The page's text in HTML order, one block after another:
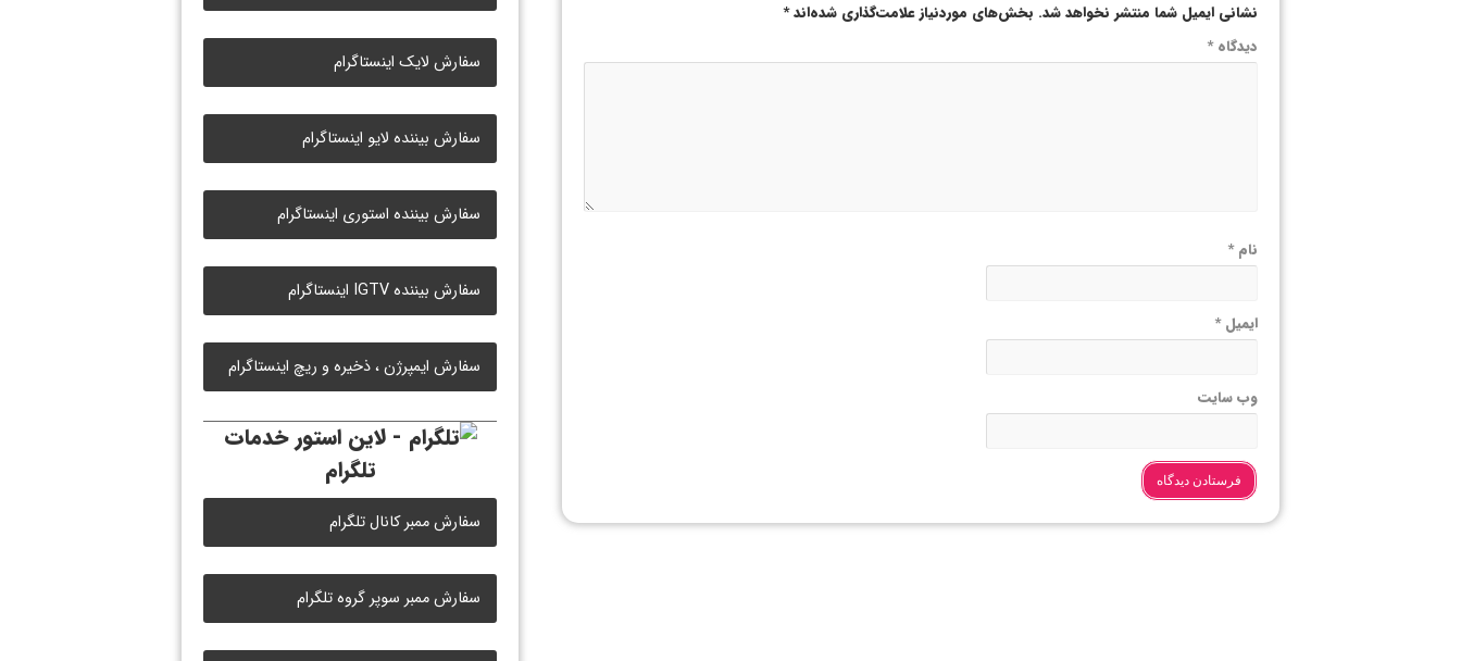
نشانی ایمیل شما منتشر نخواهد شد. بخش‌های موردنیاز علامت‌گذاری شده‌اند*
دیدگاه*
نام*
ایمیل*
وب‌ سایت
سفارش لایک اینستاگرام
سفارش بیننده لایو اینستاگرام
سفارش بیننده استوری اینستاگرام
سفارش بیننده IGTV اینستاگرام
سفارش ایمپرژن ، ذخیره و ریچ اینستاگرام
خدمات
تلگرام
سفارش ممبر کانال تلگرام
سفارش ممبر سوپر گروه تلگرام